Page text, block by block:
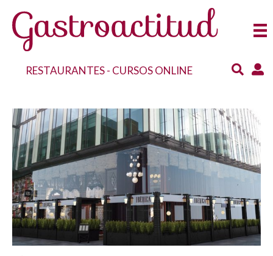
RESTAURANTES- CURSOS ONLINE